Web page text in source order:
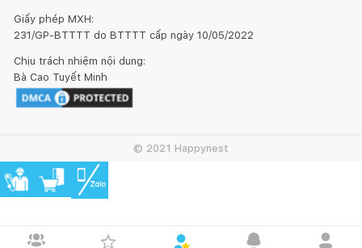
Giấy phép MXH:
231/GP-BTTTT do BTTTT cấp ngày 10/05/2022
Chịu trách nhiệm nội dung:
Bà Cao Tuyết Minh
© 2021 Happynest